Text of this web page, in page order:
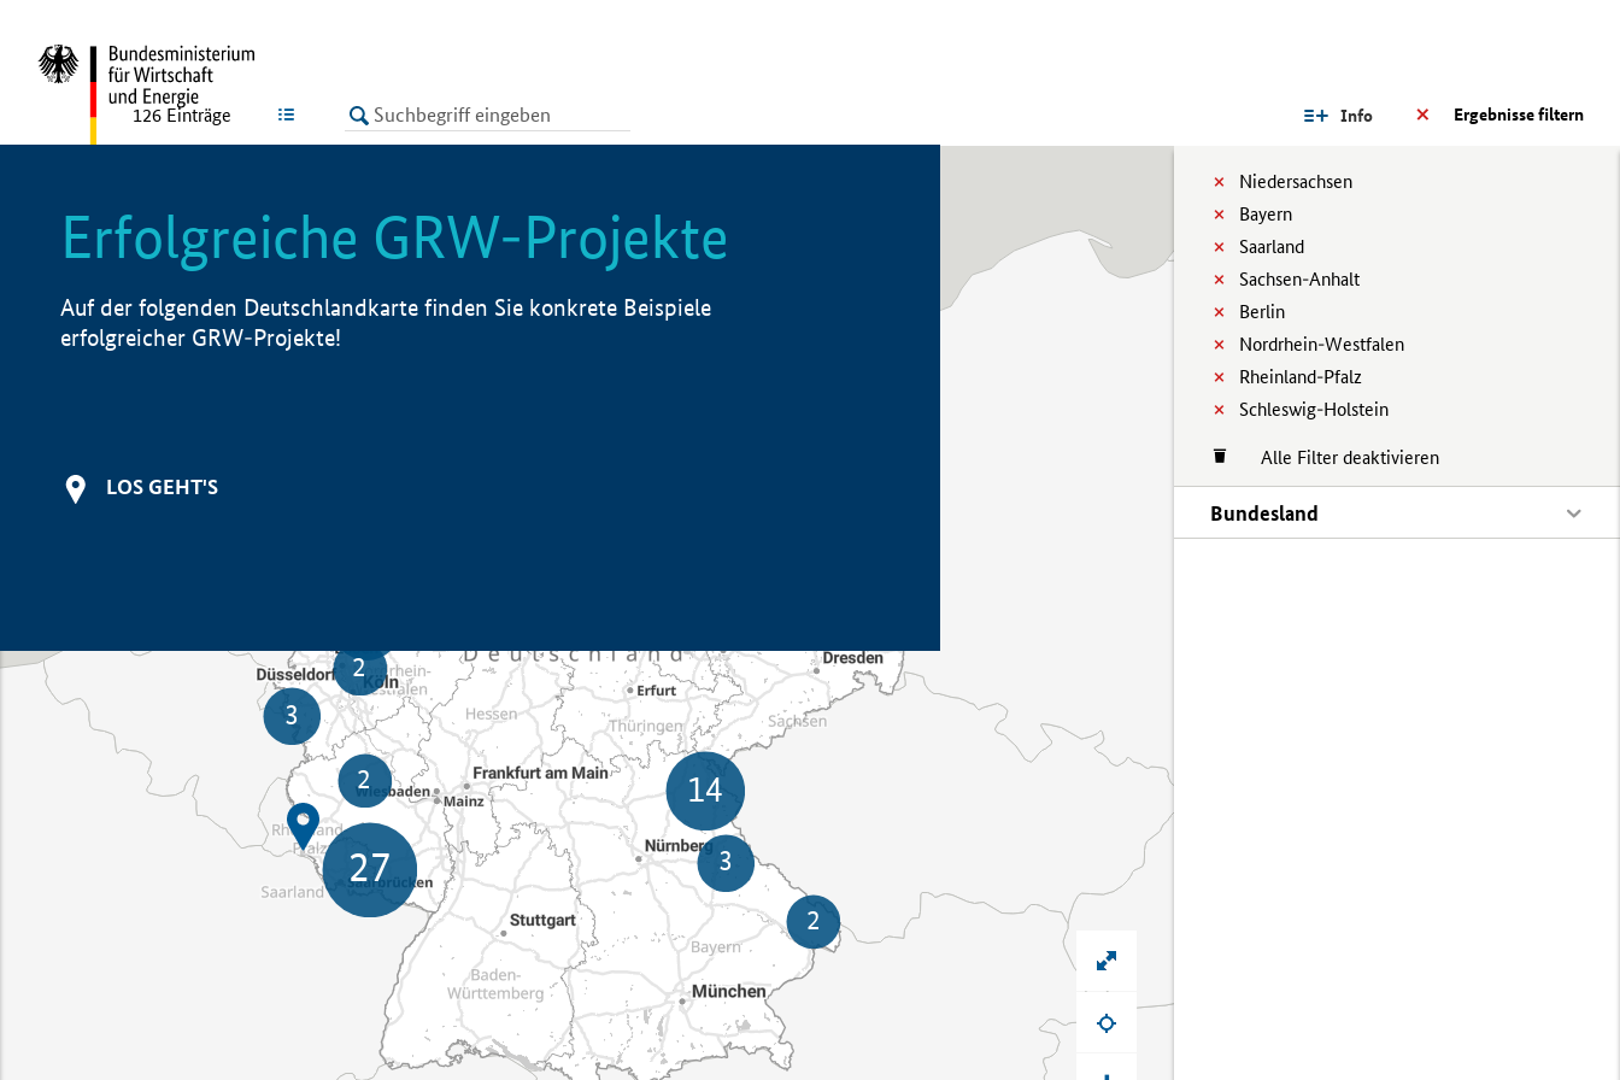
LISTE Ergebnisse filtern
Info
Niedersachsen
Bayern
Saarland
Sachsen-Anhalt
Berlin
Nordrhein-Westfalen
Rheinland-Pfalz
Schleswig-Holstein
Alle Filter deaktivieren
Bundesland
126 Einträge
Erfolgreiche GRW-Projekte
Auf der folgenden Deutschlandkarte finden Sie konkrete Beispiele
erfolgreicher GRW-Projekte!
LOS GEHT'S